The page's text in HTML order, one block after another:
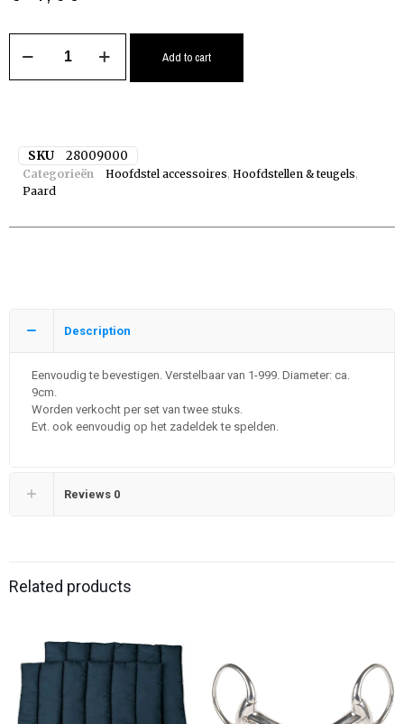
Add to cart
SKU 28009000
Categorieën Hoofdstel accessoires, Hoofdstellen & teugels,
Paard
Description
Eenvoudig te bevestigen. Verstelbaar van 1-999. Diameter: ca.
9cm.
Worden verkocht per set van twee stuks.
Evt. ook eenvoudig op het zadeldek te spelden.
Reviews 0
Related products